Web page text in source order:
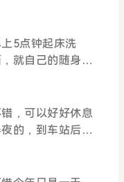
当年为什么大家
它比，一点也不
源可以实现秒
人说，快传需要2
通后，是可以实
随着你的分享使
的股票，压根儿
12个点，o(∩_∩)
起初是打算放在
上传程序时发现
理电脑时卸载掉
算找个现成的ph
，放在另外个
当不错啊图床
做哥哥还有什么
10：30分左右到
在车上的时候就
11：15左右才看
，认不不得路难
打电话，反正是
，2点多就准备
看了会儿上次
，今天坐车一
5点钟起床洗
就自己的随身小
机......想给家里
发坐上去西安火
安已经6:50了，
，人山人海啊，
，无奈只好跟在
员来发牌号了，
队伍太挤，等轮
，可以好好休息
的，到车站后不
午回去刚好能赶
值班了，还好我